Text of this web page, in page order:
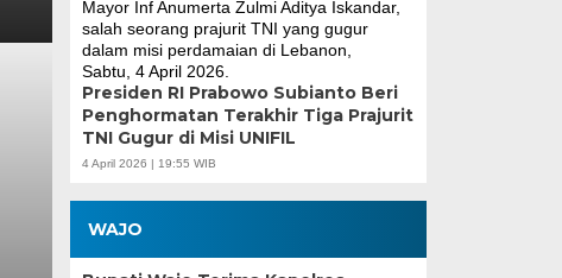
Presiden RI Prabowo Subianto Beri
Penghormatan Terakhir Tiga Prajurit
TNI Gugur di Misi UNIFIL
4 April 2026 | 19:55 WIB
WAJO